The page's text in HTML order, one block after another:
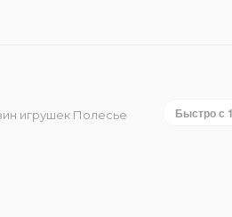
игрушек Полесье Быстро с